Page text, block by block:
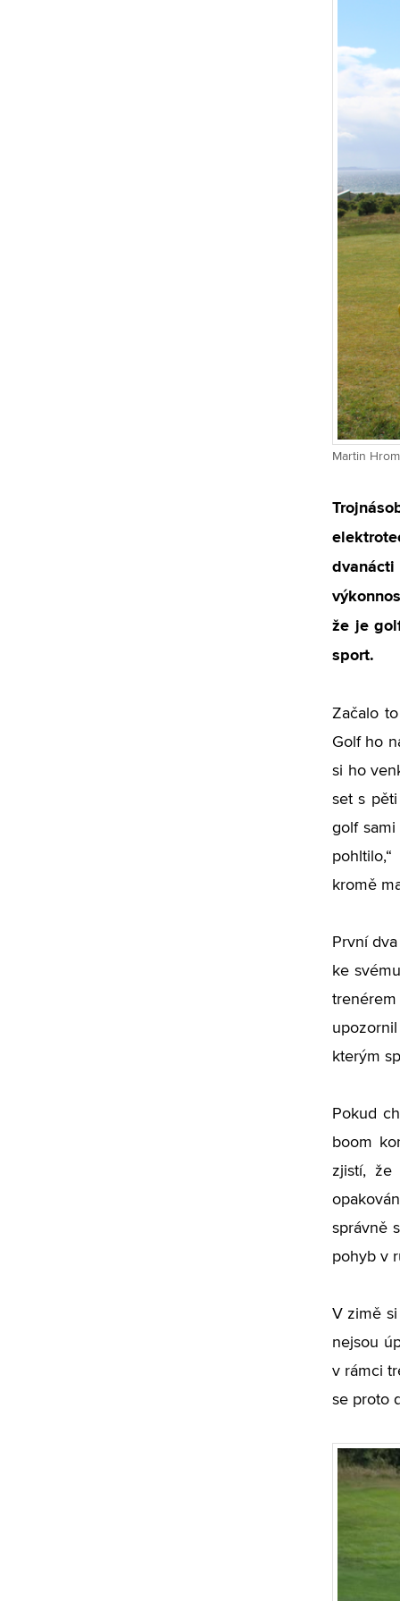
Martin
že je
sport.
Začalo
Golf ho
si ho
set s
golf
kromě
První
ke
kterým
Pokud
boom
zjistí, že
správně
pohyb v
V zimě
nejsou
v rámci
se proto